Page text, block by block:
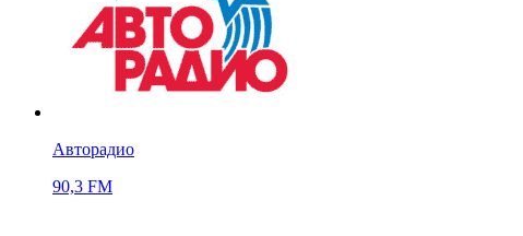
Авторадио
90,3 FM